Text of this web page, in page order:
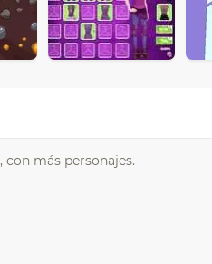
, con más personajes.